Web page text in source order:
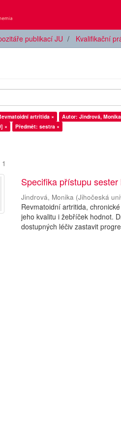
publikací JU Kvalifikační
artritida × Autor: Jindrová,
×
Předmět: sestra ×
Specifika přístupu
Jindrová, Monika (Jihočeská
Revmatoidní artritida,
jeho kvalitu i žebříček hodnot.
dostupných léčiv zastavit